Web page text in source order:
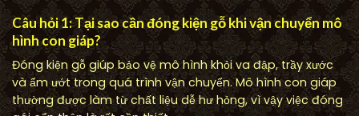
Câu hỏi 1: Tại sao cần đóng kiện gỗ khi vận chuyển mô
hình con giáp?
Đóng kiện gỗ giúp bảo vệ mô hình khỏi va đập, trầy xước
và ẩm ướt trong quá trình vận chuyển. Mô hình con giáp
thường được làm từ chất liệu dễ hư hỏng, vì vậy việc đóng